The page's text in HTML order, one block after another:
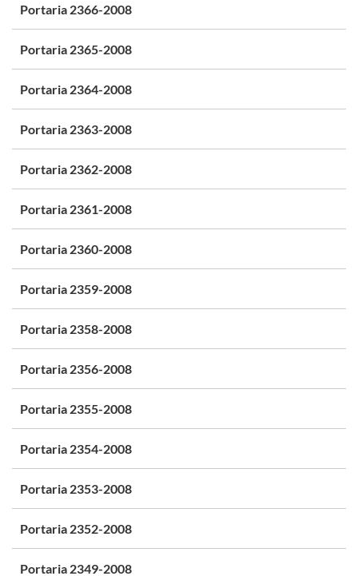
Portaria 2366-2008
Portaria 2365-2008
Portaria 2364-2008
Portaria 2363-2008
Portaria 2362-2008
Portaria 2361-2008
Portaria 2360-2008
Portaria 2359-2008
Portaria 2358-2008
Portaria 2356-2008
Portaria 2355-2008
Portaria 2354-2008
Portaria 2353-2008
Portaria 2352-2008
Portaria 2349-2008